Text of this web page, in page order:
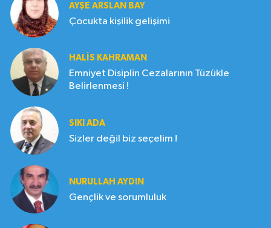
AYŞE ARSLAN BAY
Çocukta kişilik gelişimi
HALIS KAHRAMAN
Emniyet Disiplin Cezalarının Tüzükle
Belirlenmesi !
SIKI ADA
Sizler değil biz seçelim !
NURULLAH AYDIN
Gençlik ve sorumluluk